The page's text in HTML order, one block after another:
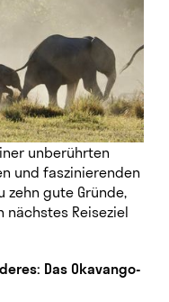
unberührten
und faszinierenden
zehn gute Gründe,
nächstes Reiseziel
Das Okavango-